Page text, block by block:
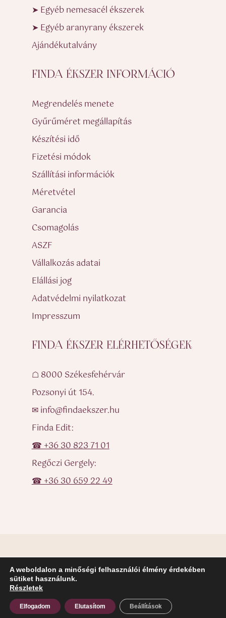
➤ Egyéb nemesacél ékszerek
➤ Egyéb aranyrany ékszerek
Ajándékutalvány
FINDA ÉKSZER INFORMÁCIÓ
Megrendelés menete
Gyűrűméret megállapítás
Készítési idő
Fizetési módok
Szállítási információk
Méretvétel
Garancia
Csomagolás
ASZF
Vállalkozás adatai
Elállási jog
Adatvédelmi nyilatkozat
Impresszum
FINDA ÉKSZER ELÉRHETŐSÉGEK
☖ 8000 Székesfehérvár
Pozsonyi út 154.
✉ info@findaekszer.hu
Finda Edit:
☎ +36 30 823 71 01
Regőczi Gergely:
☎ +36 30 659 22 49
© Finda Ékszer – Egyedi ékszerek, karikagyűrűk, eljegyzési
A weboldalon a minőségi felhasználói élmény érdekében
sütiket használunk.
Részletek
Elfogadom Elutasítom Beállítások